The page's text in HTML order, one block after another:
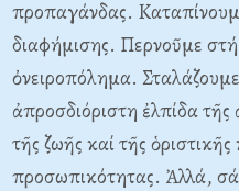
προπαγάνδας.
διαφήμισης. Περνοῦμε
ὀνειροπόλημα.
ἀπροσδιόριστη ἐλπίδα
τῆς ζωῆς καί τῆς
προσωπικότητας. Ἀλλά,